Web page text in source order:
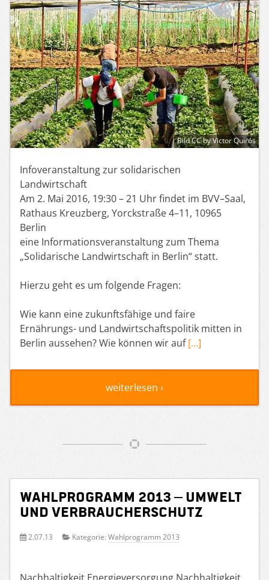
Bild CC by Victor Quirós
Infoveranstaltung zur solidarischen
Landwirtschaft
Am 2. Mai 2016, 19:30 – 21 Uhr findet im BVV–Saal,
Rathaus Kreuzberg, Yorckstraße 4–11, 10965
Berlin
eine Informationsveranstaltung zum Thema
„Solidarische Landwirtschaft in Berlin“ statt.
Hierzu geht es um folgende Fragen:
Wie kann eine zukunftsfähige und faire
Ernährungs- und Landwirtschaftspolitik mitten in
Berlin aussehen? Wie können wir auf[…]
weiterlesen ›
Wahlprogramm 2013 – Umwelt
und Verbraucherschutz
2.07.13 Kategorie: Wahlprogramm 2013